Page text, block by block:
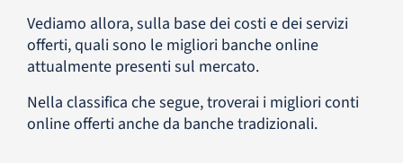
Vediamo allora, sulla base dei costi e dei servizi
offerti, quali sono le migliori banche online
attualmente presenti sul mercato.
Nella classifica che segue, troverai i migliori conti
online offerti anche da banche tradizionali.